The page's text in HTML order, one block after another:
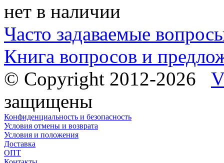
нет в наличии
Часто задаваемые
Книга вопросов и
© Copyright 2012-2026
защищены
Конфиденциальность и безопасность
Условия отмены и возврата
Условия и положения
Доставка
ОПТ